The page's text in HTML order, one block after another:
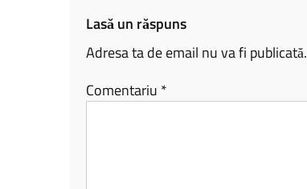
Lasă un răspuns
Adresa ta de email nu va fi publicată.
Comentariu *